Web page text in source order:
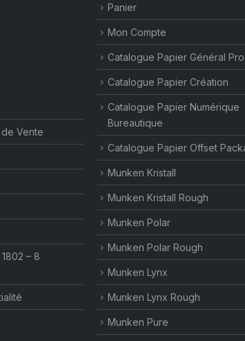
Vente
– 8
Panier
Mon Compte
Catalogue Papier Général
Catalogue Papier Création
Catalogue Papier Numérique
Bureautique
Catalogue Papier Offset
Munken Kristall
Munken Kristall Rough
Munken Polar
Munken Polar Rough
Munken Lynx
Munken Lynx Rough
Munken Pure